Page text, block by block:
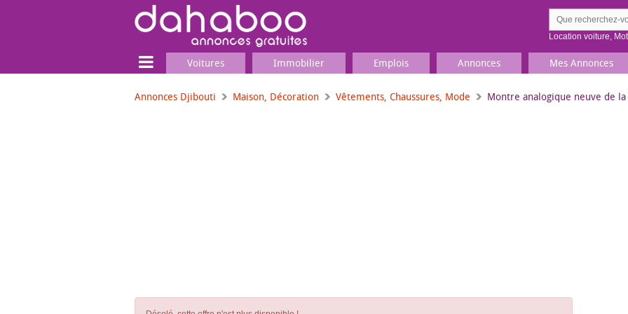
Location voiture,
Voitures Immobilier Emplois Annonces Mes Annonces
Annonces Djibouti Maison, Décoration Vêtements, Chaussures, Mode Montre analogique neuve de